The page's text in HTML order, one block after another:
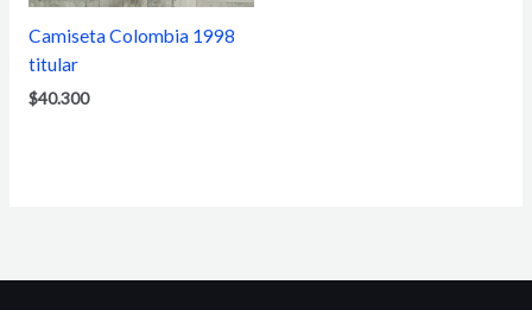
Camiseta Colombia 1998
titular
$40.300